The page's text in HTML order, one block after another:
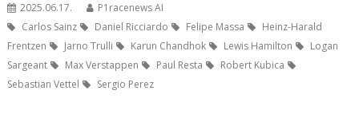
2025.06.17.
P1racenews AI
Carlos Sainz
Daniel Ricciardo Felipe Massa
Heinz-Harald
Frentzen
Jarno Trulli Karun Chandhok Lewis Hamilton
Logan
Sargeant
Max Verstappen Paul Resta
Robert Kubica
Sebastian Vettel
Sergio Perez